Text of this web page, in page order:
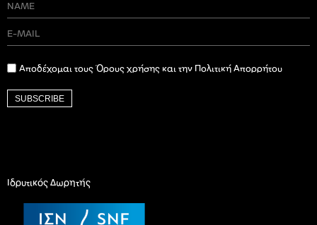
Αποδέχομαι τους Όρους χρήσης και την Πολιτική Απορρήτου
SUBSCRIBE
Ιδρυτικός Δωρητής